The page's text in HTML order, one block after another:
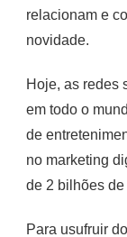
relacionam e
novidade.
Hoje, as redes
em todo o
de
no marketing
de 2 bilhões
Para usufruir